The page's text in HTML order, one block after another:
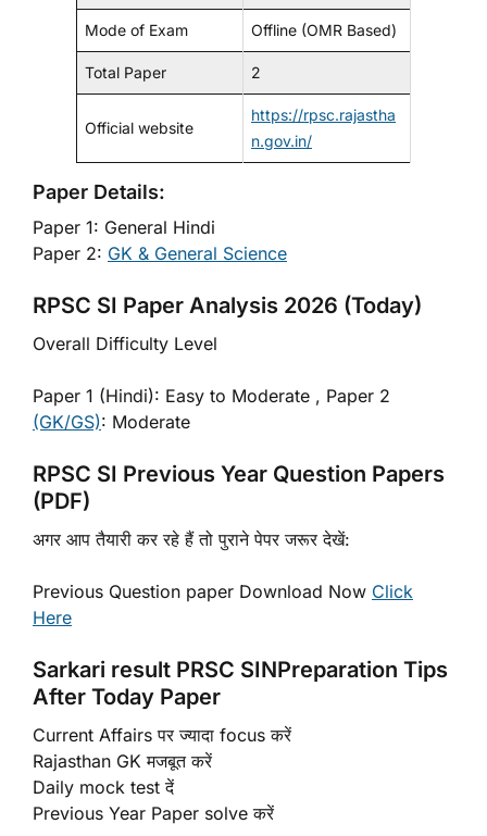
Mode of Exam Offline (OMR Based)
Total Paper 2
Official website
https://rpsc.rajastha
n.gov.in/
Paper Details:
Paper 1: General Hindi
Paper 2: GK & General Science
RPSC SI Paper Analysis 2026 (Today)
Overall Difficulty Level
Paper 1 (Hindi): Easy to Moderate , Paper 2
(GK/GS): Moderate
RPSC SI Previous Year Question Papers
(PDF)
अगर आप तैयारी कर रहे हैं तो पुराने पेपर जरूर देखें:
Previous Question paper Download Now Click
Here
Sarkari result PRSC SINPreparation Tips
After Today Paper
Current Affairs पर ज्यादा focus करें
Rajasthan GK मजबूत करें
Daily mock test दें
Previous Year Paper solve करें